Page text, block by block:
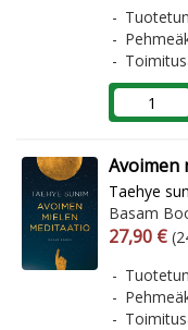
Avoimen
Taehye
Basam
27,90 €